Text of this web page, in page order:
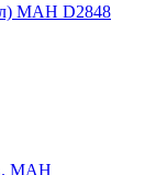
МАН D2848